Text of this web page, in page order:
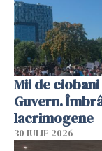
Mii de ciobani
Guvern.
lacrimogene
30 IULIE 2026